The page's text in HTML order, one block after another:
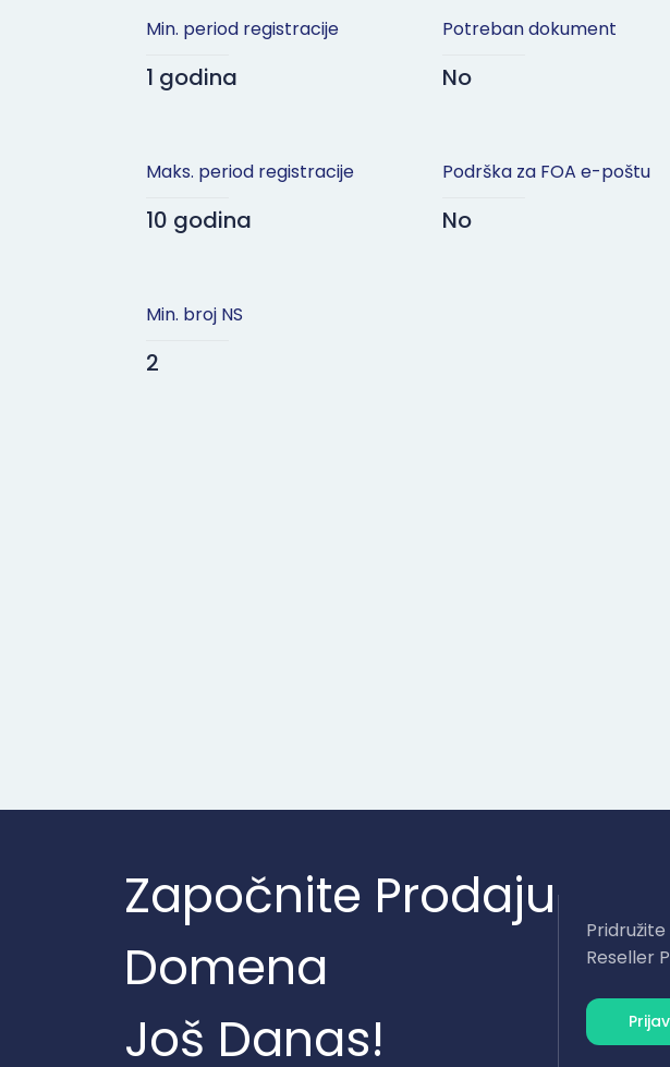
Min. period registracije
1 godina
Maks. period registracije
10 godina
Min. broj NS
2
Potreban dokument
No
Podrška za FOA e-poštu
No
Započnite Prodaju
Domena
Još Danas!
Reseller